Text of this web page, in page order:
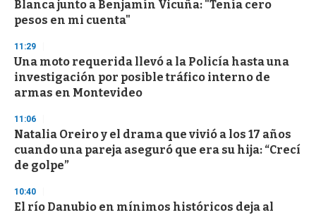
Blanca junto a Benjamín Vicuña: "Tenía cero
pesos en mi cuenta"
11:29
Una moto requerida llevó a la Policía hasta una
investigación por posible tráfico interno de
armas en Montevideo
11:06
Natalia Oreiro y el drama que vivió a los 17 años
cuando una pareja aseguró que era su hija: “Crecí
de golpe”
10:40
El río Danubio en mínimos históricos deja al